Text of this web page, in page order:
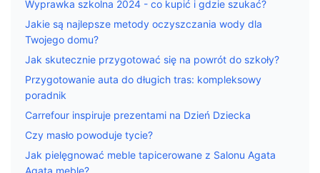
Wyprawka szkolna 2024 - co kupić i gdzie szukać?
Jakie są najlepsze metody oczyszczania wody dla
Twojego domu?
Jak skutecznie przygotować się na powrót do szkoły?
Przygotowanie auta do długich tras: kompleksowy
poradnik
Carrefour inspiruje prezentami na Dzień Dziecka
Czy masło powoduje tycie?
Jak pielęgnować meble tapicerowane z Salonu Agata
Agata meble?